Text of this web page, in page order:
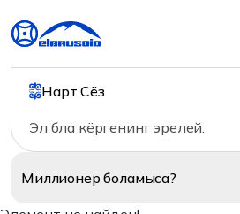
Нарт Сёз
Эл бла кёргенинг эрелей.
Миллионерболамыса?